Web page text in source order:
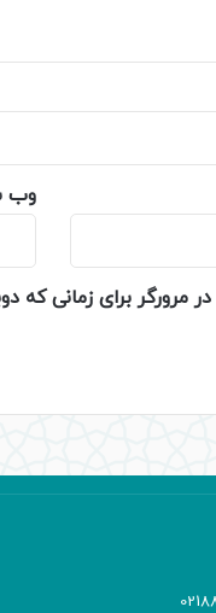
وب‌
مرورگر برای زمانی که